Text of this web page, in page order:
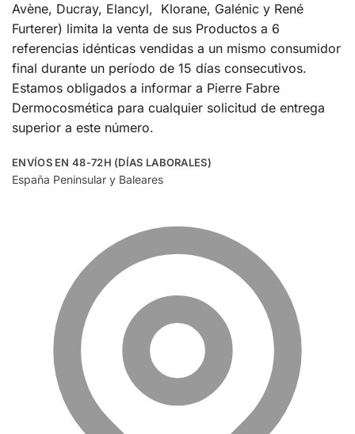
Avène, Ducray, Elancyl, Klorane, Galénic y René
Furterer) limita la venta de sus Productos a 6
referencias idénticas vendidas a un mismo consumidor
final durante un período de 15 días consecutivos.
Estamos obligados a informar a Pierre Fabre
Dermocosmética para cualquier solicitud de entrega
superior a este número.
ENVÍOS EN 48-72H (DÍAS LABORALES)
España Peninsular y Baleares